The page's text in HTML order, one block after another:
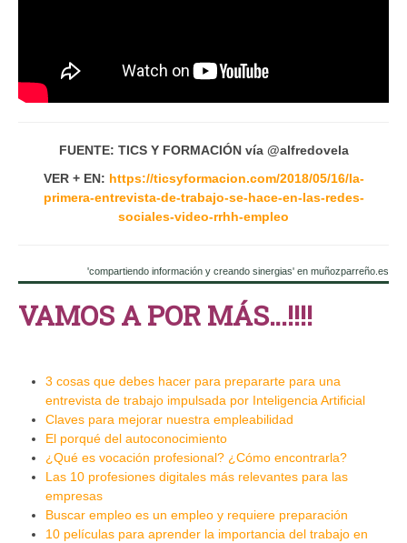
FUENTE: TICS Y FORMACIÓN vía @alfredovela
VER + EN: https://ticsyformacion.com/2018/05/16/la-
primera-entrevista-de-trabajo-se-hace-en-las-redes-
sociales-video-rrhh-empleo
'compartiendo información y creando sinergias' en muñozparreño.es
VAMOS A POR MÁS…!!!!
3 cosas que debes hacer para prepararte para una
entrevista de trabajo impulsada por Inteligencia Artificial
Claves para mejorar nuestra empleabilidad
El porqué del autoconocimiento
¿Qué es vocación profesional? ¿Cómo encontrarla?
Las 10 profesiones digitales más relevantes para las
empresas
Buscar empleo es un empleo y requiere preparación
10 películas para aprender la importancia del trabajo en